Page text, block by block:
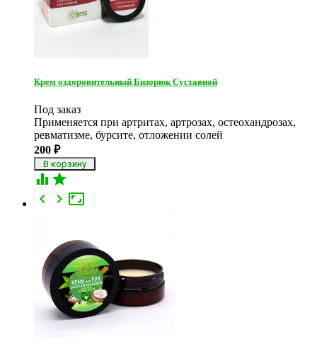
Крем оздоровительный Бизорюк Суставной
Под заказ
Применяется при артритах, артрозах, остеохандрозах,
ревматизме, бурсите, отложении солей
200 ₽
 

 